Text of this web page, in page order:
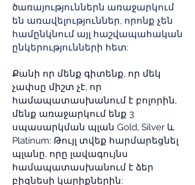
ծառայություններն առաջարկում
են առավելություններ, որոնք չեն
համընկնում այլ հաշվապահական
ընկերությունների հետ:
Քանի որ մենք գիտենք, որ մեկ
չափսը միշտ չէ, որ
համապատասխանում է բոլորին,
մենք առաջարկում ենք 3
սպասարկման պլան Gold, Silver և
Platinum: Թույլ տվեք հարմարեցնել
պլանը, որը լավագույնս
համապատասխանում է ձեր
բիզնեսի կարիքներին: